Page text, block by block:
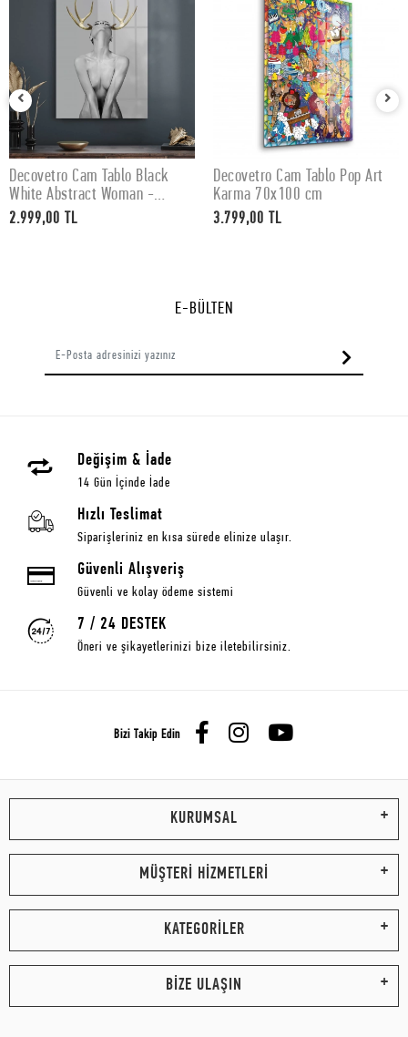
SEPETE EKLE
Decovetro Cam Tablo Black
White Abstract Woman -
50x70 cm
2.999,00 TL
SEPETE EKLE
Decovetro Cam Tablo Pop Art
Karma 70x100 cm
3.799,00 TL
E-BÜLTEN
Değişim & İade
14 Gün İçinde İade
Hızlı Teslimat
Siparişleriniz en kısa sürede elinize ulaşır.
Güvenli Alışveriş
Güvenli ve kolay ödeme sistemi
7 / 24 DESTEK
Öneri ve şikayetlerinizi bize iletebilirsiniz.
Bizi Takip Edin
KURUMSAL
MÜŞTERİ HİZMETLERİ
KATEGORİLER
BİZE ULAŞIN